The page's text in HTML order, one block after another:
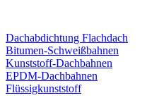
Dachabdichtung Flachdach
Bitumen-Schweißbahnen
Kunststoff-Dachbahnen
EPDM-Dachbahnen
Flüssigkunststoff